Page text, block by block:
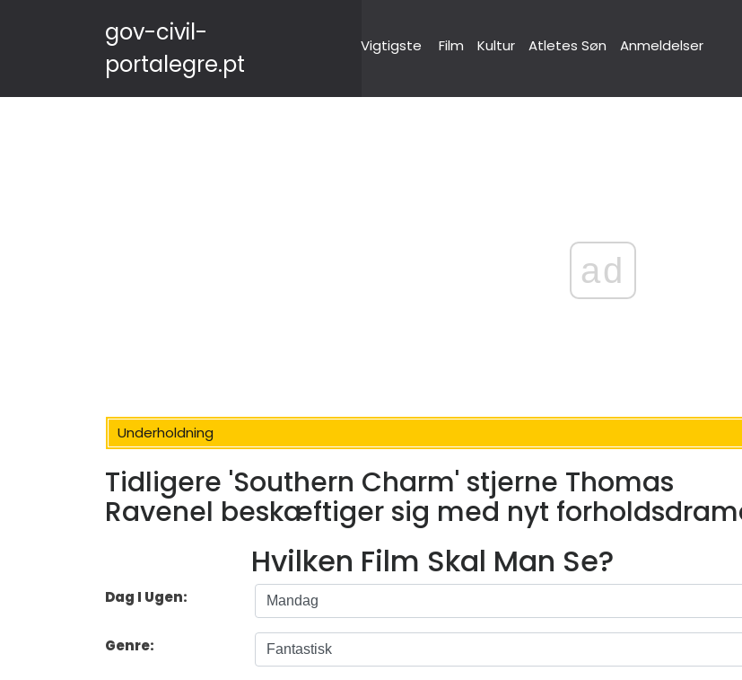
gov-civil-
portalegre.pt
Vigtigste Film Kultur Atletes Søn Anmeldelser
ad
Underholdning
Tidligere 'Southern Charm' stjerne Thomas
Ravenel beskæftiger sig med nyt
Hvilken Film Skal Man Se?
Dag I Ugen:
Genre: